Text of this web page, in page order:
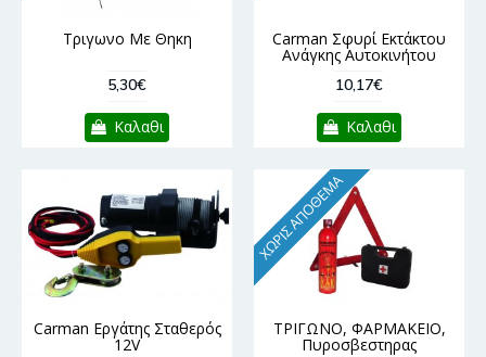
Τριγωνο Με Θηκη
5,30€
Καλαθι
Carman Σφυρί Εκτάκτου
Ανάγκης Αυτοκινήτου
10,17€
Καλαθι
Carman Εργάτης Σταθερός
12V
ΧΩΡΊΣ ΑΠΌΘΕΜΑ
ΤΡΙΓΩΝΟ, ΦΑΡΜΑΚΕΙΟ,
Πυροσβεστηρας